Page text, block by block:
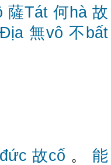
薩Tát 何hà 故
無vô 不bất
故cố 。 能